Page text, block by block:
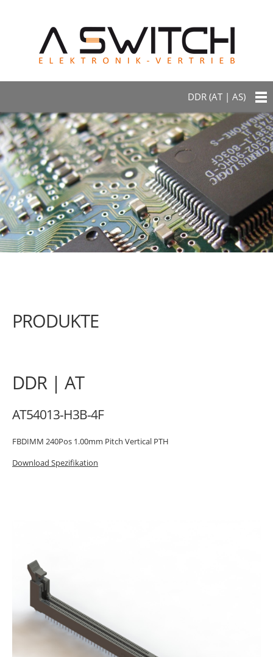
DDR (AT | AS)
PRODUKTE
DDR | AT
AT54013-H3B-4F
FBDIMM 240Pos 1.00mm Pitch Vertical PTH
Download Spezifikation